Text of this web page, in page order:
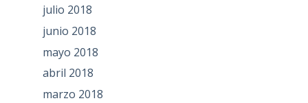
julio 2018
junio 2018
mayo 2018
abril 2018
marzo 2018